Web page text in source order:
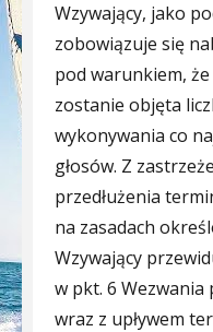
Wzywający, jako
zobowiązuje się
pod warunkiem,
zostanie objęta
wykonywania co
głosów. Z
przedłużenia
na zasadach
Wzywający
w pkt. 6 Wezwania
wraz z upływem